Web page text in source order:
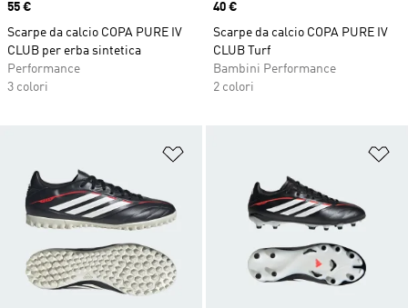
Price
55 €
Scarpe da calcio COPA PURE IV
CLUB per erba sintetica
Performance
3 colori
Price
40 €
Scarpe da calcio COPA PURE IV
CLUB Turf
Bambini Performance
2 colori
Aggiungi alla lista dei desideri